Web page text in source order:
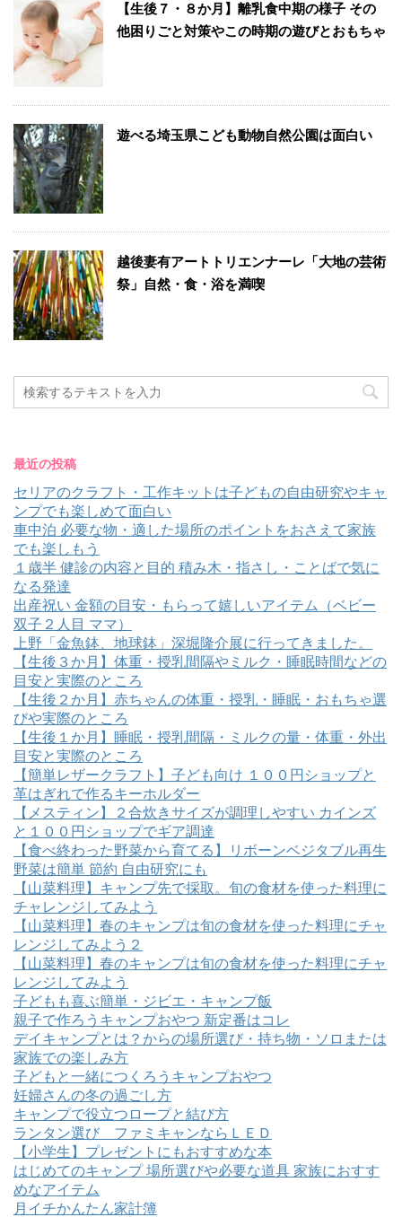
【生後７・８か月】離乳食中期の様子 その
他困りごと対策やこの時期の遊びとおもちゃ
遊べる埼玉県こども動物自然公園は面白い
越後妻有アートトリエンナーレ「大地の芸術
祭」自然・食・浴を満喫
最近の投稿
セリアのクラフト・工作キットは子どもの自由研究やキャ
ンプでも楽しめて面白い
車中泊 必要な物・適した場所のポイントをおさえて家族
でも楽しもう
１歳半 健診の内容と目的 積み木・指さし・ことばで気に
なる発達
出産祝い 金額の目安・もらって嬉しいアイテム（ベビー
双子２人目 ママ）
上野「金魚鉢、地球鉢」深堀隆介展に行ってきました。
【生後３か月】体重・授乳間隔やミルク・睡眠時間などの
目安と実際のところ
【生後２か月】赤ちゃんの体重・授乳・睡眠・おもちゃ選
びや実際のところ
【生後１か月】睡眠・授乳間隔・ミルクの量・体重・外出
目安と実際のところ
【簡単レザークラフト】子ども向け １００円ショップと
革はぎれで作るキーホルダー
【メスティン】２合炊きサイズが調理しやすい カインズ
と１００円ショップでギア調達
【食べ終わった野菜から育てる】リボーンベジタブル再生
野菜は簡単 節約 自由研究にも
【山菜料理】キャンプ先で採取。旬の食材を使った料理に
チャレンジしてみよう
【山菜料理】春のキャンプは旬の食材を使った料理にチャ
レンジしてみよう２
【山菜料理】春のキャンプは旬の食材を使った料理にチャ
レンジしてみよう
子どもも喜ぶ簡単・ジビエ・キャンプ飯
親子で作ろうキャンプおやつ 新定番はコレ
デイキャンプとは？からの場所選び・持ち物・ソロまたは
家族での楽しみ方
子どもと一緒につくろうキャンプおやつ
妊婦さんの冬の過ごし方
キャンプで役立つロープと結び方
ランタン選び ファミキャンならＬＥＤ
【小学生】プレゼントにもおすすめな本
はじめてのキャンプ 場所選びや必要な道具 家族におすす
めなアイテム
月イチかんたん家計簿